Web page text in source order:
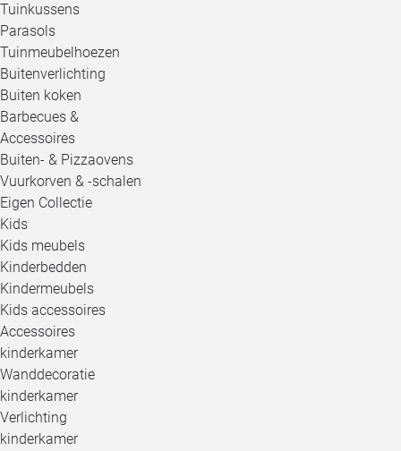
Tuinkussens
Parasols
Tuinmeubelhoezen
Buitenverlichting
Buiten koken
Barbecues &
Accessoires
Buiten- & Pizzaovens
Vuurkorven & -schalen
Eigen Collectie
Kids
Kids meubels
Kinderbedden
Kindermeubels
Kids accessoires
Accessoires
kinderkamer
Wanddecoratie
kinderkamer
Verlichting
kinderkamer